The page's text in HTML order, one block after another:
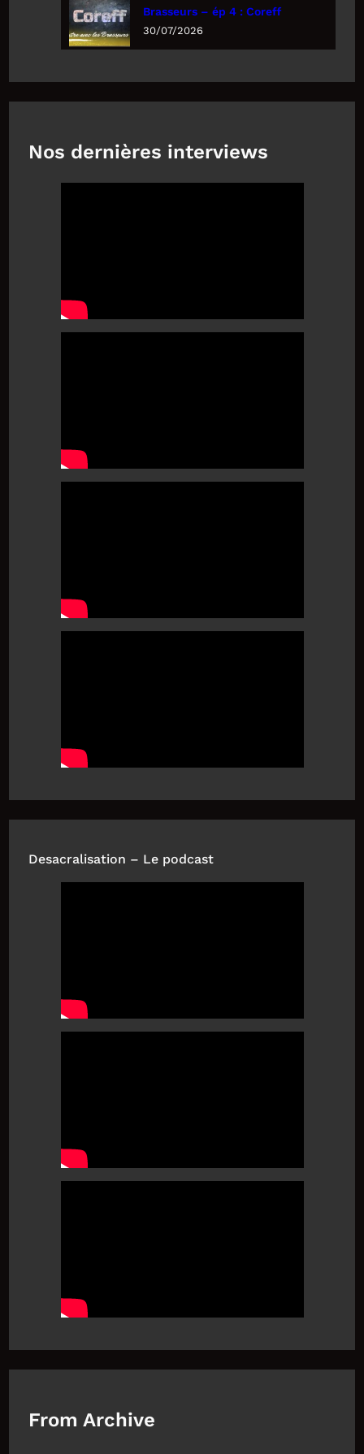
Brasseurs – ép 4 : Coreff
30/07/2026
Nos dernières interviews
Desacralisation – Le podcast
From Archive